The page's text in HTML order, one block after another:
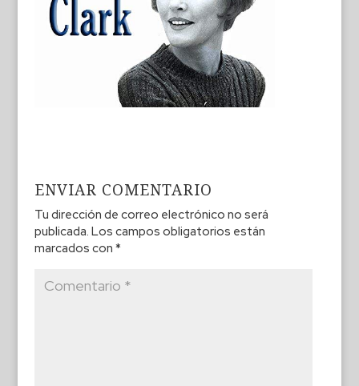
ENVIAR COMENTARIO
Tu dirección de correo electrónico no será
publicada. Los campos obligatorios están
marcados con *